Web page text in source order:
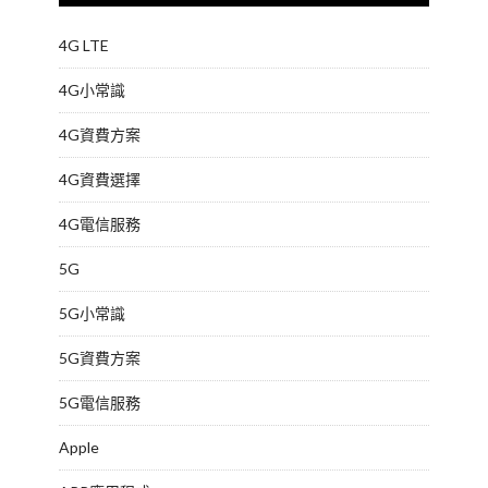
4G LTE
4G小常識
4G資費方案
4G資費選擇
4G電信服務
5G
5G小常識
5G資費方案
5G電信服務
Apple